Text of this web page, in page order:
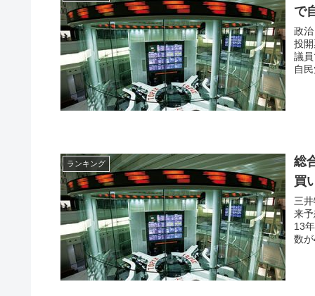
で
政
投
議
自
ランキング
総
買
三
来
13
数